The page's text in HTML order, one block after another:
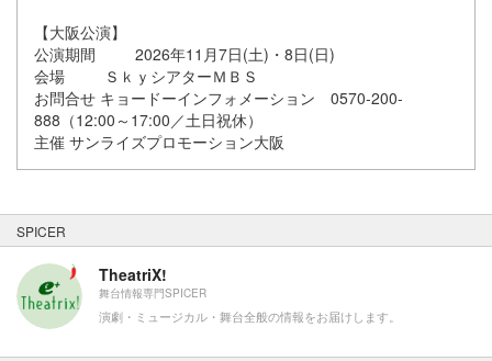
【大阪公演】
公演期間 2026年11月7日(土)・8日(日)
会場 ＳｋｙシアターＭＢＳ
お問合せ キョードーインフォメーション 0570-200-
888（12:00～17:00／土日祝休）
主催 サンライズプロモーション大阪
SPICER
TheatriX!
舞台情報専門SPICER
演劇・ミュージカル・舞台全般の情報をお届けします。